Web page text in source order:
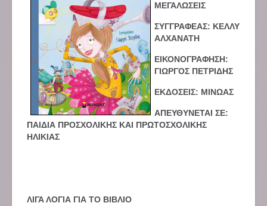
ΜΕΓΑΛΩΣΕΙΣ
ΣΥΓΓΡΑΦΕΑΣ: ΚΕΛΛΥ
ΑΛΧΑΝΑΤΗ
ΕΙΚΟΝΟΓΡΑΦΗΣΗ:
ΓΙΩΡΓΟΣ ΠΕΤΡΙΔΗΣ
ΕΚΔΟΣΕΙΣ: ΜΙΝΩΑΣ
ΑΠΕΥΘΥΝΕΤΑΙ ΣΕ:
ΠΑΙΔΙΑ ΠΡΟΣΧΟΛΙΚΗΣ ΚΑΙ ΠΡΩΤΟΣΧΟΛΙΚΗΣ
ΗΛΙΚΙΑΣ
ΛΙΓΑ ΛΟΓΙΑ ΓΙΑ ΤΟ ΒΙΒΛΙΟ